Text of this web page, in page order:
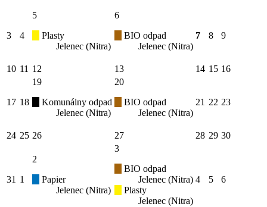
3 4
5
Plasty
Jelenec (Nitra)
6
BIO odpad
Jelenec (Nitra)
7 8 9
10 11 12 13 14 15 16
17 18
19
Komunálny odpad
Jelenec (Nitra)
20
BIO odpad
Jelenec (Nitra)
21 22 23
24 25 26 27 28 29 30
31 1
2
Papier
Jelenec (Nitra)
3
BIO odpad
Jelenec (Nitra)
Plasty
Jelenec (Nitra)
4 5 6